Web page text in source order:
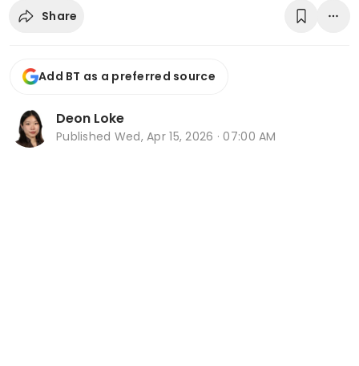
Share
Add BT as a preferred source
Deon Loke
Published Wed, Apr 15, 2026 · 07:00 AM